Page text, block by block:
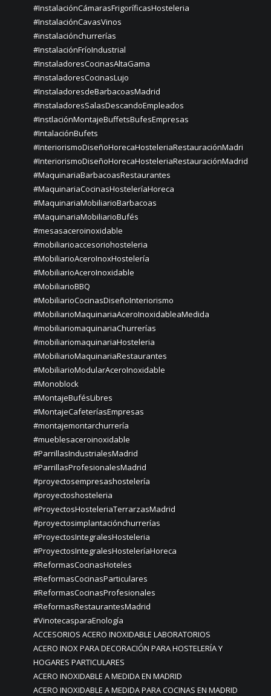
#InstalaciónCámarasFrigoríficasHosteleria
#InstalaciónCavasVinos
#instalaciónchurrerías
#InstalaciónFríoIndustrial
#InstaladoresCocinasAltaGama
#InstaladoresCocinasLujo
#InstaladoresdeBarbacoasMadrid
#InstaladoresSalasDescandoEmpleados
#InstlaciónMontajeBuffetsBufesEmpresas
#IntalaciónBufets
#InteriorismoDiseñoHorecaHosteleriaRestauraciónMadri
#InteriorismoDiseñoHorecaHosteleriaRestauraciónMadrid
#MaquinariaBarbacoasRestaurantes
#MaquinariaCocinasHosteleríaHoreca
#MaquinariaMobiliarioBarbacoas
#MaquinariaMobiliarioBufés
#mesasaceroinoxidable
#mobiliarioaccesoriohosteleria
#MobiliarioAceroInoxHostelería
#MobiliarioAceroInoxidable
#MobiliarioBBQ
#MobiliarioCocinasDiseñoInteriorismo
#MobiliarioMaquinariaAceroInoxidableaMedida
#mobiliariomaquinariaChurrerías
#mobiliariomaquinariaHosteleria
#MobiliarioMaquinariaRestaurantes
#MobiliarioModularAceroInoxidable
#Monoblock
#MontajeBufésLibres
#MontajeCafeteríasEmpresas
#montajemontarchurrería
#mueblesaceroinoxidable
#ParrillasIndustrialesMadrid
#ParrillasProfesionalesMadrid
#proyectosempresashostelería
#proyectoshosteleria
#ProyectosHosteleriaTerrarzasMadrid
#proyectosimplantaciónchurrerías
#ProyectosIntegralesHosteleria
#ProyectosIntegralesHosteleríaHoreca
#ReformasCocinasHoteles
#ReformasCocinasParticulares
#ReformasCocinasProfesionales
#ReformasRestaurantesMadrid
#VinotecasparaEnología
ACCESORIOS ACERO INOXIDABLE LABORATORIOS
ACERO INOX PARA DECORACIÓN PARA HOSTELERÍA Y
HOGARES PARTICULARES
ACERO INOXIDABLE A MEDIDA EN MADRID
ACERO INOXIDABLE A MEDIDA PARA COCINAS EN MADRID